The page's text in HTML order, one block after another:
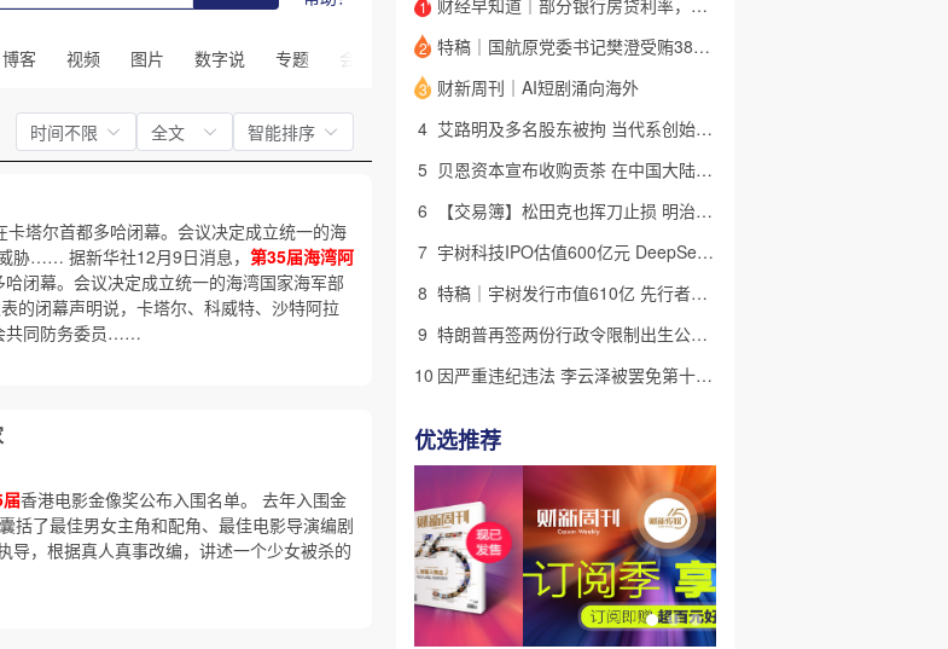
博客 视频 图片 数字说 专题 会议 话题 特别呈现 私房课
时间不限 全文 智能排序
卡塔尔首都多哈闭幕。会议决定成立统一的海
胁…… 据新华社12月9日消息， 第35届海湾阿
哈闭幕。会议决定成立统一的海湾国家海军部
的闭幕声明说，卡塔尔、科威特、沙特阿拉
共同防务委员……
香港电影金像奖公布入围名单。 去年入围金
括了最佳男女主角和配角、最佳电影导演编剧
导，根据真人真事改编，讲述一个少女被杀的
1 财经早知道｜部分银行房贷利率，降至“2字头
2 特稿｜国航原党委书记樊澄受贿3847万元二审待宣判 否认大多数指控
3 财新周刊｜AI短剧涌向海外
4
艾路明及多名股东被拘 当代系创始人因何此时被清算
5
贝恩资本宣布收购贡茶 在中国大陆无法注册商标后退出市场
6
【交易簿】松田克也挥刀止损 明治折戟中国乳业
7
宇树科技IPO估值600亿元 DeepSeek参与战略配售
8
特稿｜宇树发行市值610亿 先行者的加速和考验
9
特朗普再签两份行政令限制出生公民权 意图打击生育旅游产业(含视频)
10
因严重违纪违法 李云泽被罢免第十四届全国人大代表职务
优选推荐